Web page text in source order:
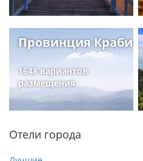
Провинция Краби
1648 вариантов
размещения
Отели города